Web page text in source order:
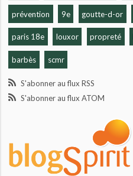
prévention 9e goutte-d-or
paris 18e louxor propreté
barbès scmr
S'abonner au flux RSS
S'abonner au flux ATOM